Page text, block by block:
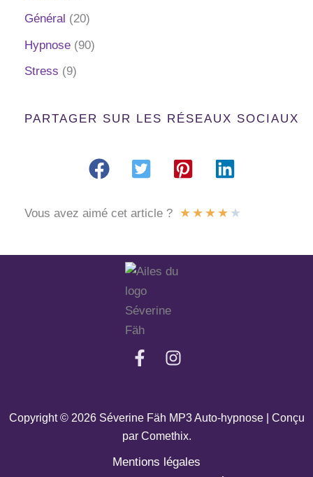
Général (20)
Hypnose (90)
Stress (9)
PARTAGER SUR LES RÉSEAUX SOCIAUX
Vous avez aimé cet article ? ★ ★ ★ ★ ★
Copyright © 2026 Séverine Fäh MP3 Auto-hypnose | Conçu
par Comethix.
Mentions légales